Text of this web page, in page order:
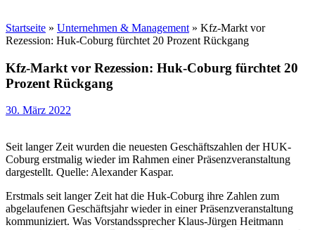
Startseite » Unternehmen & Management » Kfz-Markt vor
Rezession: Huk-Coburg fürchtet 20 Prozent Rückgang
Kfz-Markt vor Rezession: Huk-Coburg fürchtet 20
Prozent Rückgang
30. März 2022
Seit langer Zeit wurden die neuesten Geschäftszahlen der HUK-
Coburg erstmalig wieder im Rahmen einer Präsenzveranstaltung
dargestellt. Quelle: Alexander Kaspar.
Erstmals seit langer Zeit hat die Huk-Coburg ihre Zahlen zum
abgelaufenen Geschäftsjahr wieder in einer Präsenzveranstaltung
kommuniziert. Was Vorstandssprecher Klaus-Jürgen Heitmann